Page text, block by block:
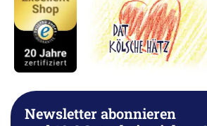
Newsletter abonnieren